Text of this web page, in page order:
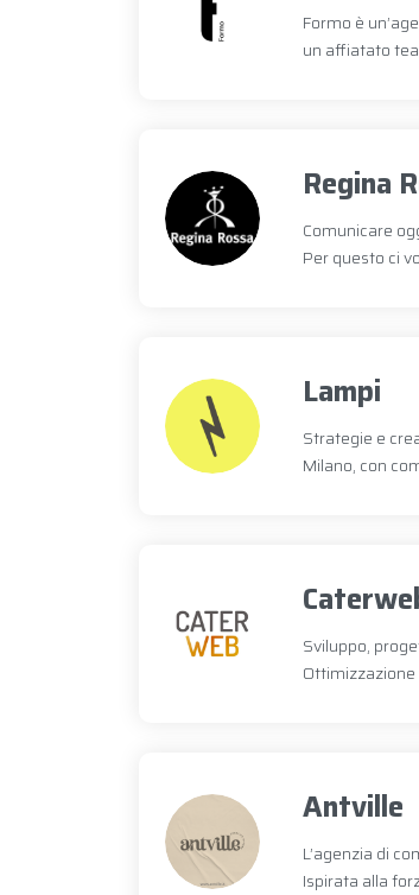
Formo è
un affiatato
Regina
Comunicare
Per questo ci
Lampi
Strategie e
Milano, con
Sviluppo,
Antville
L’agenzia di
Ispirata alla